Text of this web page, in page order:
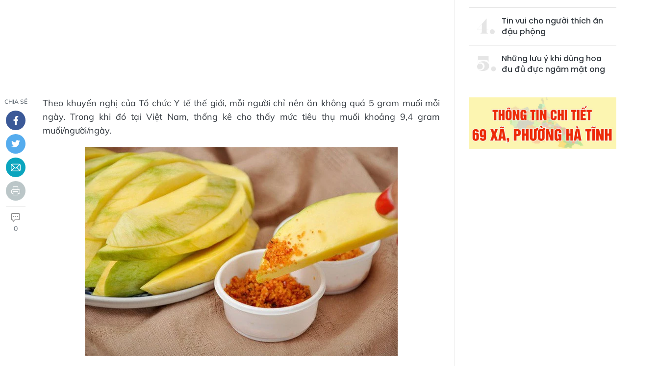
CHIA SẺ
0
Theo khuyến nghị của Tổ chức Y tế thế giới, mỗi người chỉ nên ăn không quá 5 gram muối mỗi
ngày. Trong khi đó tại Việt Nam, thống kê cho thấy mức tiêu thụ muối khoảng 9,4 gram
muối/người/ngày.
Tin vui cho người thích ăn
đậu phộng
Những lưu ý khi dùng hoa
đu đủ đực ngâm mật ong